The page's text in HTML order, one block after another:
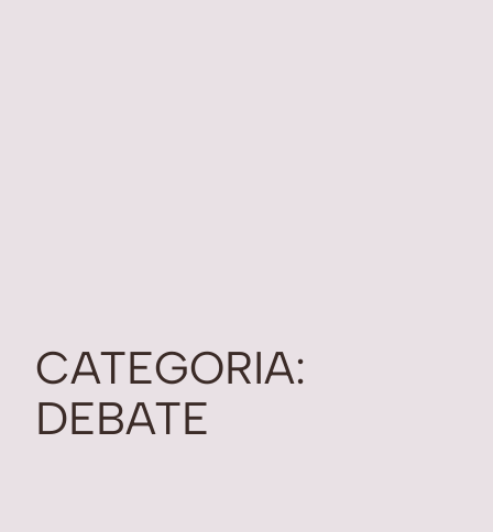
CATEGORIA:
DEBATE